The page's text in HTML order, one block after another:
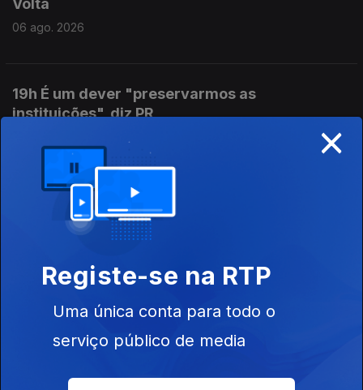
Volta
06 ago. 2026
19h É um dever "preservarmos as
instituições", diz PR
17h MAI elogia iniciativa da Ministra da Justiça
06 ago. 2026
16h Ministra da Justiça ordena auditoria e
avaliação interna à PJ
06 ago. 2026
×
Registe-se na RTP
Uma única conta para todo o
serviço público de media